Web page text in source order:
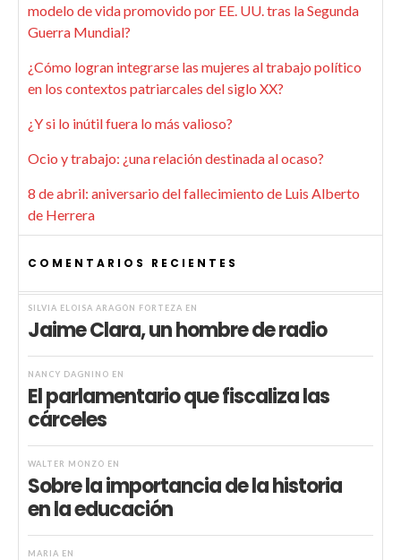
modelo de vida promovido por EE. UU. tras la Segunda
Guerra Mundial?
¿Cómo logran integrarse las mujeres al trabajo político
en los contextos patriarcales del siglo XX?
¿Y si lo inútil fuera lo más valioso?
Ocio y trabajo: ¿una relación destinada al ocaso?
8 de abril: aniversario del fallecimiento de Luis Alberto
de Herrera
COMENTARIOS RECIENTES
SILVIA ELOISA ARAGÓN FORTEZA EN
Jaime Clara, un hombre de radio
NANCY DAGNINO EN
El parlamentario que fiscaliza las
cárceles
WALTER MONZÓ EN
Sobre la importancia de la historia
en la educación
MARIA EN